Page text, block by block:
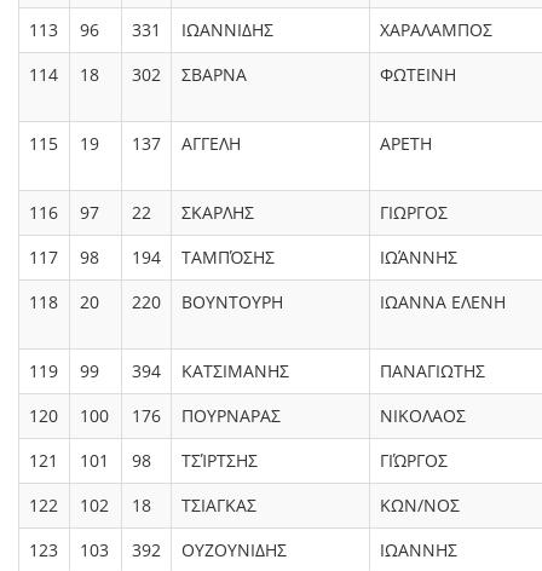
113
96 331 ΙΩΑΝΝΙΔΗΣ
ΧΑΡΑΛΑΜΠΟΣ
114
18 302 ΣΒΑΡΝΑ ΦΩΤΕΙΝΗ
115 19 137 ΑΓΓΕΛΗ ΑΡΕΤΗ
116 97 22 ΣΚΑΡΛΗΣ
ΓΙΩΡΓΟΣ
117
98 194 ΤΑΜΠΌΣΗΣ
ΙΩΆΝΝΗΣ
118
20 220 ΒΟΥΝΤΟΥΡΗ ΙΩΑΝΝΑ ΕΛΕΝΗ
119 99 394 ΚΑΤΣΙΜΑΝΗΣ
ΠΑΝΑΓΙΩΤΗΣ
120
100 176 ΠΟΥΡΝΑΡΑΣ
ΝΙΚΟΛΑΟΣ
121
101 98 ΤΣΊΡΤΣΗΣ
ΓΙΏΡΓΟΣ
122
102 18 ΤΣΙΑΓΚΑΣ
ΚΩΝ/ΝΟΣ
123
103 392 ΟΥΖΟΥΝΙΔΗΣ
ΙΩΑΝΝΗΣ